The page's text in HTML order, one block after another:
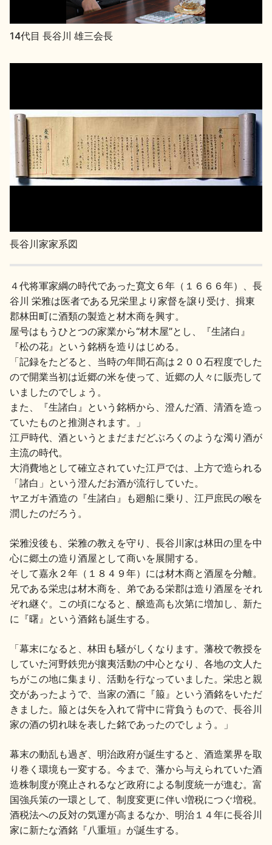
美味しい地酒の選び方
地酒蔵元会とは
お問い合わせ
14代目 長谷川 雄三会長
長谷川家家系図
４代将軍家綱の時代であった寛文６年（１６６６年）、長
谷川 栄雅は医者である兄栄里より家督を譲り受け、揖東
郡林田町に酒類の製造と材木商を興す。
屋号はもうひとつの家業から“材木屋”とし、『生諸白』
『松の花』という銘柄を造りはじめる。
「記録をたどると、当時の年間石高は２００石程度でした
ので開業当初は近郷の米を使って、近郷の人々に販売して
いましたのでしょう。
また、『生諸白』という銘柄から、澄んだ酒、清酒を造っ
ていたものと推測されます。」
江戸時代、酒というとまだまだどぶろくのような濁り酒が
主流の時代。
大消費地として確立されていた江戸では、上方で造られる
「諸白」という澄んだお酒が流行していた。
ヤヱガキ酒造の『生諸白』も廻船に乗り、江戸庶民の喉を
潤したのだろう。
栄雅没後も、栄雅の教えを守り、長谷川家は林田の里を中
心に郷土の造り酒屋として商いを展開する。
そして嘉永２年（１８４９年）には材木商と酒屋を分離。
兄である栄忠は材木商を、弟である栄郡は造り酒屋をそれ
ぞれ継ぐ。この頃になると、醸造高も次第に増加し、新た
に『曙』という酒銘も誕生する。
「幕末になると、林田も騒がしくなります。藩校で教授を
していた河野鉄兜が攘夷活動の中心となり、各地の文人た
ちがこの地に集まり、活動を行なっていました。栄忠と親
交があったようで、当家の酒に『箙』という酒銘をいただ
きました。箙とは矢を入れて背中に背負うもので、長谷川
家の酒の切れ味を表した銘であったのでしょう。」
幕末の動乱も過ぎ、明治政府が誕生すると、酒造業界を取
り巻く環境も一変する。今まで、藩から与えられていた酒
造株制度が廃止されるなど政府による制度統一が進む。富
国強兵策の一環として、制度変更に伴い増税につぐ増税。
酒税法への反対の気運が高まるなか、明治１４年に長谷川
家に新たな酒銘『八重垣』が誕生する。